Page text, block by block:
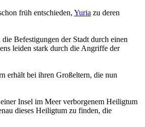
früh entschieden, Yuria zu deren
Befestigungen der Stadt durch einen
leiden stark durch die Angriffe der
erhält bei ihren Großeltern, die nun
Insel im Meer verborgenem Heiligtum
dieses Heiligtum zu finden, die